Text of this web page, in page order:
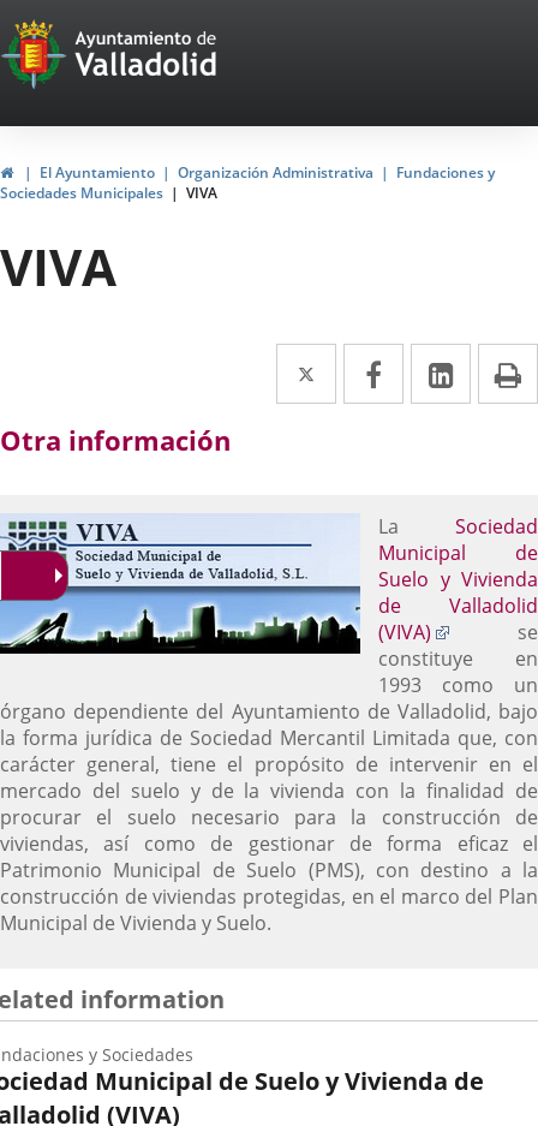
Portal
Web
del
Ayuntamiento
de
Valladolid
HomeEl Ayuntamiento Organización Administrativa
Fundaciones y
Sociedades Municipales
VIVA
VIVA
Twitter
Enlace
a
externa.
Facebook
Enlace
a
externa.
Enlace
a
Otra información
La Sociedad
Municipal de
Suelo y Vivienda
de Valladolid
(VIVA)
a
una
externa.
se
constituye en
1993 como un
órgano dependiente del Ayuntamiento de Valladolid, bajo
la forma jurídica de Sociedad Mercantil Limitada que, con
carácter general, tiene el propósito de intervenir en el
mercado del suelo y de la vivienda con la finalidad de
procurar el suelo necesario para la construcción de
viviendas, así como de gestionar de forma eficaz el
Patrimonio Municipal de Suelo (PMS), con destino a la
construcción de viviendas protegidas, en el marco del Plan
Municipal de Vivienda y Suelo.
information
Municipal de Suelo y Vivienda de
(VIVA)
y Sociedades